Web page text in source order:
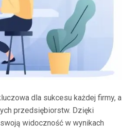
dla sukcesu każdej firmy, a
przedsiębiorstw. Dzięki
widoczność w wynikach